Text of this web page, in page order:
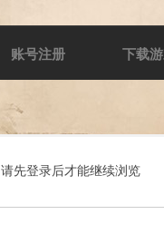
账号注册 下载
请先登录后才能继续浏览